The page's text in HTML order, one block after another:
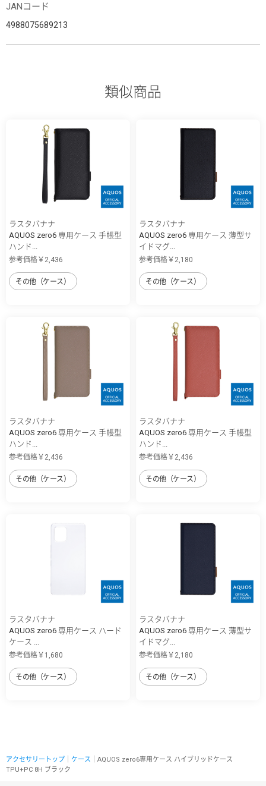
JANコード
4988075689213
類似商品
ラスタバナナ
AQUOS zero6 専用ケース 手帳型
ハンド...
参考価格￥2,436
その他（ケース）
ラスタバナナ
AQUOS zero6 専用ケース 薄型サ
イドマグ...
参考価格￥2,180
その他（ケース）
ラスタバナナ
AQUOS zero6 専用ケース 手帳型
ハンド...
参考価格￥2,436
その他（ケース）
ラスタバナナ
AQUOS zero6 専用ケース 手帳型
ハンド...
参考価格￥2,436
その他（ケース）
ラスタバナナ
AQUOS zero6 専用ケース ハード
ケース ...
参考価格￥1,680
その他（ケース）
ラスタバナナ
AQUOS zero6 専用ケース 薄型サ
イドマグ...
参考価格￥2,180
その他（ケース）
アクセサリートップ ケース ｜AQUOS zero6専用ケース ハイブリッドケース
TPU+PC 8H ブラック